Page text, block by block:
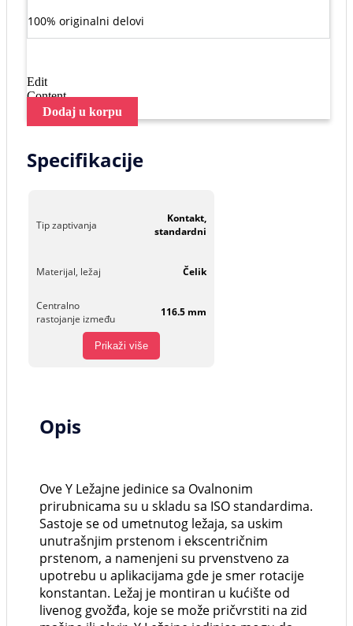
100% originalni delovi
Edit
Content
Dodaj u korpu
Specifikacije
Tip zaptivanja
Kontakt,
standardni
Materijal, ležaj Čelik
Centralno
rastojanje između
116.5 mm
Prikaži više
Opis
Ove Y Ležajne jedinice sa Ovalnonim
prirubnicama su u skladu sa ISO standardima.
Sastoje se od umetnutog ležaja, sa uskim
unutrašnjim prstenom i ekscentričnim
prstenom, a namenjeni su prvenstveno za
upotrebu u aplikacijama gde je smer rotacije
konstantan. Ležaj je montiran u kućište od
livenog gvožđa, koje se može pričvrstiti na zid